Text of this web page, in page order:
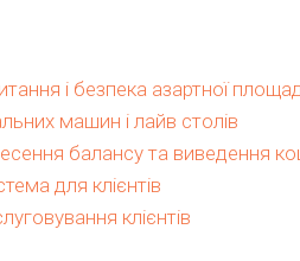
і безпека азартної
машин і лайв столів
балансу та виведення
для клієнтів
клієнтів